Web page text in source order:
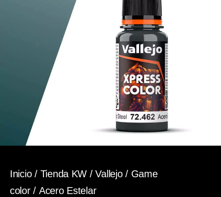
Inicio/ Tienda KW /Vallejo/ Game
color/ Acero Estelar